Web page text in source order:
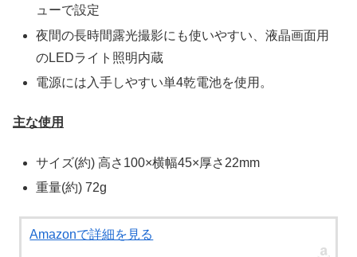
ューで設定
夜間の長時間露光撮影にも使いやすい、液晶画面用
のLEDライト照明内蔵
電源には入手しやすい単4乾電池を使用。
主な使用
サイズ(約) 高さ100×横幅45×厚さ22mm
重量(約) 72g
Amazonで詳細を見る